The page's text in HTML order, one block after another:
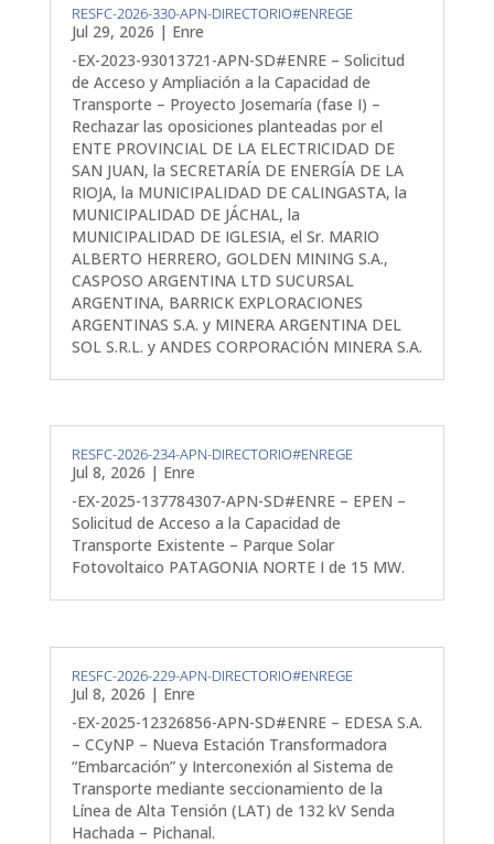
RESFC-2026-330-APN-DIRECTORIO#ENREGE
Jul 29, 2026 | Enre
-EX-2023-93013721-APN-SD#ENRE – Solicitud
de Acceso y Ampliación a la Capacidad de
Transporte – Proyecto Josemaría (fase I) –
Rechazar las oposiciones planteadas por el
ENTE PROVINCIAL DE LA ELECTRICIDAD DE
SAN JUAN, la SECRETARÍA DE ENERGÍA DE LA
RIOJA, la MUNICIPALIDAD DE CALINGASTA, la
MUNICIPALIDAD DE JÁCHAL, la
MUNICIPALIDAD DE IGLESIA, el Sr. MARIO
ALBERTO HERRERO, GOLDEN MINING S.A.,
CASPOSO ARGENTINA LTD SUCURSAL
ARGENTINA, BARRICK EXPLORACIONES
ARGENTINAS S.A. y MINERA ARGENTINA DEL
SOL S.R.L. y ANDES CORPORACIÓN MINERA S.A.
RESFC-2026-234-APN-DIRECTORIO#ENREGE
Jul 8, 2026 | Enre
-EX-2025-137784307-APN-SD#ENRE – EPEN –
Solicitud de Acceso a la Capacidad de
Transporte Existente – Parque Solar
Fotovoltaico PATAGONIA NORTE I de 15 MW.
RESFC-2026-229-APN-DIRECTORIO#ENREGE
Jul 8, 2026 | Enre
-EX-2025-12326856-APN-SD#ENRE – EDESA S.A.
– CCyNP – Nueva Estación Transformadora
“Embarcación” y Interconexión al Sistema de
Transporte mediante seccionamiento de la
Línea de Alta Tensión (LAT) de 132 kV Senda
Hachada – Pichanal.